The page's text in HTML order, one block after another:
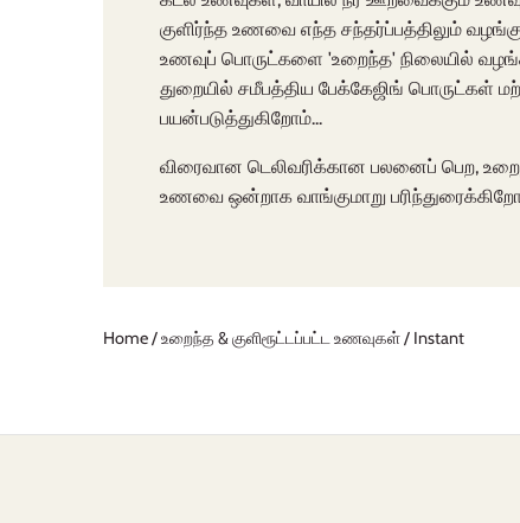
குளிர்ந்த உணவை எந்த சந்தர்ப்பத்திலும்
உணவுப் பொருட்களை 'உறைந்த' நிலையில்
துறையில் சமீபத்திய பேக்கேஜிங் பொருட்கள்
பயன்படுத்துகிறோம்...
விரைவான டெலிவரிக்கான பலனைப் பெற,
உணவை ஒன்றாக வாங்குமாறு
Home/உறைந்த & குளிரூட்டப்பட்ட உணவுகள்/ Instant